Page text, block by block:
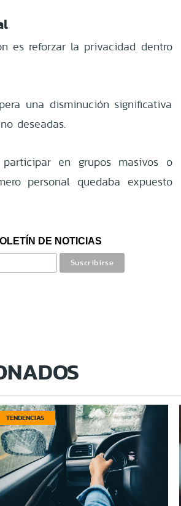
es reforzar la privacidad dentro
una disminución significativa
deseadas.
en grupos masivos o
personal quedaba expuesto
DE NOTICIAS
TENDENCIAS